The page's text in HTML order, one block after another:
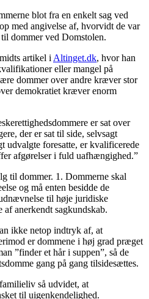
blot fra en enkelt sag ved
med angivelse af, hvorvidt de var
dommer ved Domstolen.
artikel i Altinget.dk, hvor han
eller mangel på
dommer over andre kræver stor
demokratiet kræver enorm
er sat over
der er sat til side, selvsagt
udvalgte foresatte, er kvalificerede
afgørelser i fuld uafhængighed.”
til dommer. 1. Dommerne skal
og må enten besidde de
til høje juridiske
anerkendt sagkundskab.
ikke netop indtryk af, at
er dommene i høj grad præget
”finder et hår i suppen”, så de
gang på gang tilsidesættes.
så udvidet, at
til uigenkendelighed.